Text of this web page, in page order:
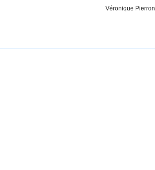
Véronique Pierron